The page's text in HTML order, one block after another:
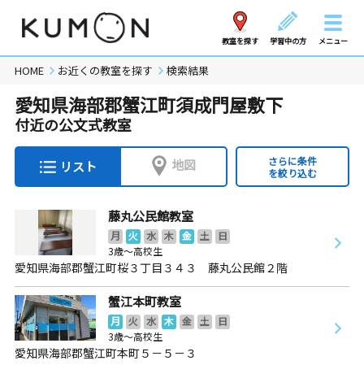
教室を探す 学習中の方 メニュー
HOME お近くの教室を探す 検索結果
愛知県海部郡蟹江町須成門屋敷下
付近の公文式教室
リスト 地図
さらに条件
を絞り込む
藤丸公民館教室
月 火 水 木 金 土
日
3歳～高校生
愛知県海部郡蟹江町桜３丁目３４３ 藤丸公民館２階
蟹江本町教室
月 火 水 木 金 土
日
3歳～高校生
愛知県海部郡蟹江町本町５－５－３